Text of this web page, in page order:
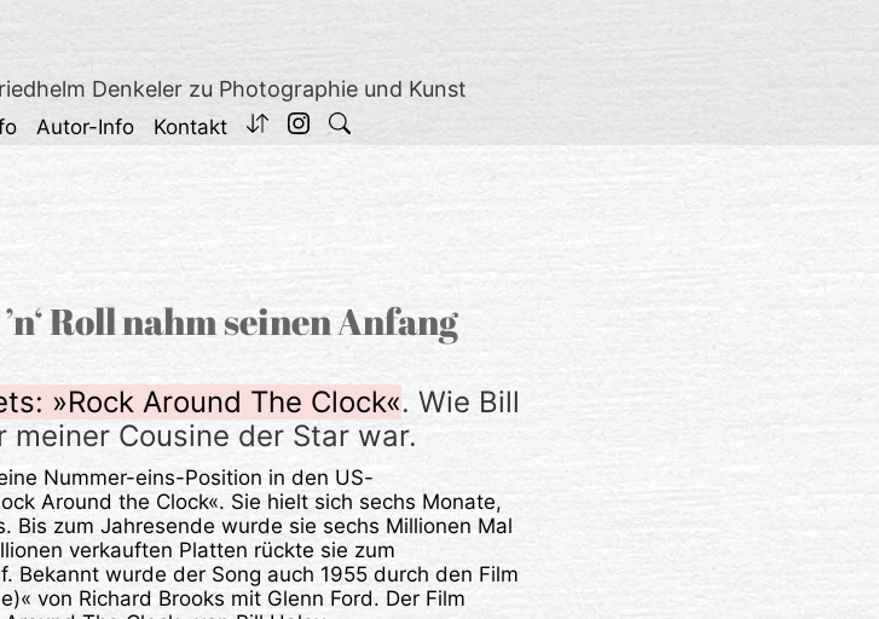
Denkeler zu Photographie und Kunst
Autor-Info Kontakt
Roll nahm seinen Anfang
»Rock Around The Clock«. Wie Bill
Cousine der Star war.
Nummer-eins-Position in den US-
Around the Clock«. Sie hielt sich sechs Monate,
Bis zum Jahresende wurde sie sechs Millionen Mal
verkauften Platten rückte sie zum
Bekannt wurde der Song auch 1955 durch den Film
von Richard Brooks mit Glenn Ford. Der Film